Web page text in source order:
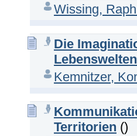
Wissing,
Die
Lebenswelten
Kemnitzer,
Territorien ()